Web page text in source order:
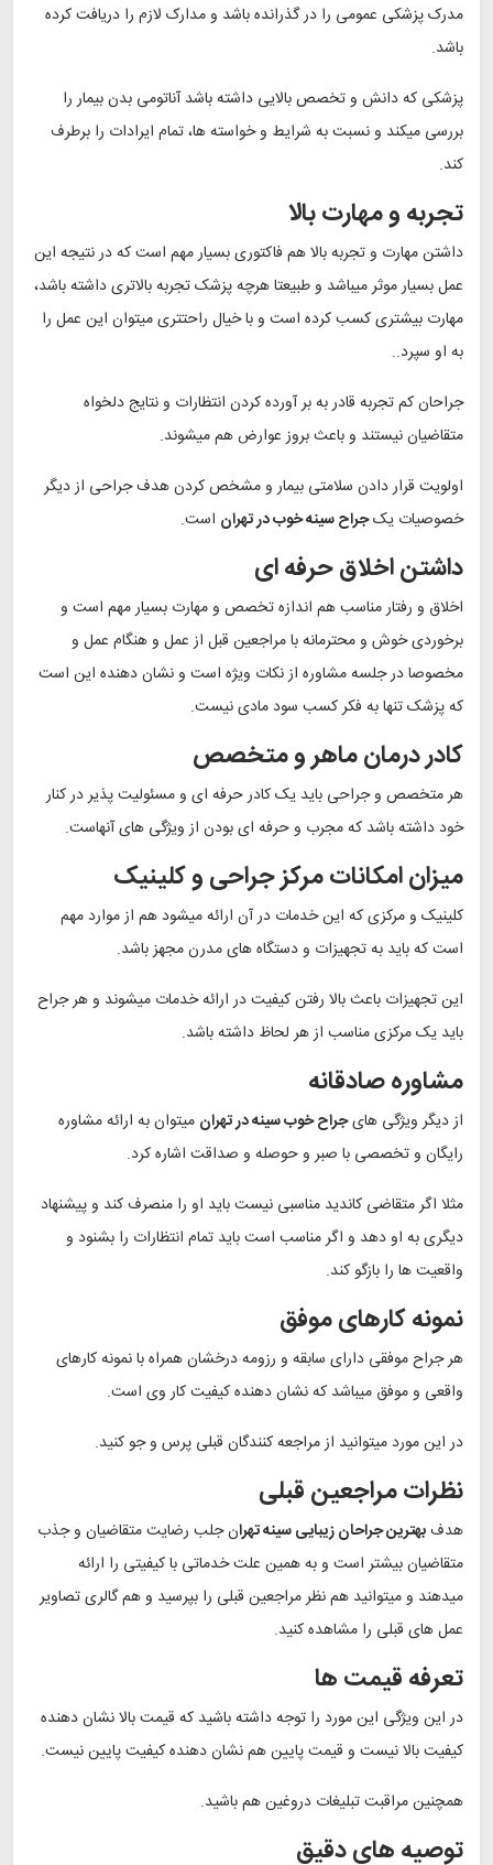
مدرک پزشکی عمومی را در گذرانده باشد و مدارک لازم را دریافت کرده
باشد.
پزشکی که دانش و تخصص بالایی داشته باشد آناتومی بدن بیمار را
بررسی میکند و نسبت به شرایط و خواسته ها، تمام ایرادات را برطرف
کند.
تجربه و مهارت بالا
داشتن مهارت و تجربه بالا هم فاکتوری بسیار مهم است که در نتیجه این
عمل بسیار موثر میباشد و طبیعتا هرچه پزشک تجربه بالاتری داشته باشد،
مهارت بیشتری کسب کرده است و با خیال راحتتری میتوان این عمل را
به او سپرد..
جراحان کم تجربه قادر به بر آورده کردن انتظارات و نتایج دلخواه
متقاضیان نیستند و باعث بروز عوارض هم میشوند.
اولویت قرار دادن سلامتی بیمار و مشخص کردن هدف جراحی از دیگر
خصوصیات یکجراح سینه خوب در تهران است.
داشتن اخلاق حرفه‌ ای
اخلاق و رفتار مناسب هم اندازه تخصص و مهارت بسیار مهم است و
برخوردی خوش و محترمانه با مراجعین قبل از عمل و هنگام عمل و
مخصوصا در جلسه مشاوره از نکات ویژه است و نشان دهنده این است
که پزشک تنها به فکر کسب سود مادی نیست.
کادر درمان ماهر و متخصص
هر متخصص و جراحی باید یک کادر حرفه ای و مسئولیت پذیر در کنار
خود داشته باشد که مجرب و حرفه ای بودن از ویژگی های آنهاست.
میزان امکانات مرکز جراحی و کلینیک
کلینیک و مرکزی که این خدمات در آن ارائه میشود هم از موارد مهم
است که باید به تجهیزات و دستگاه های مدرن مجهز باشد.
این تجهیزات باعث بالا رفتن کیفیت در ارائه خدمات میشوند و هر جراح
باید یک مرکزی مناسب از هر لحاظ داشته باشد.
مشاوره صادقانه
از دیگر ویژگی هایجراح خوب سینه در تهران میتوان به ارائه مشاوره
رایگان و تخصصی با صبر و حوصله و صداقت اشاره کرد.
مثلا اگر متقاضی کاندید مناسبی نیست باید او را منصرف کند و پیشنهاد
دیگری به او دهد و اگر مناسب است باید تمام انتظارات را بشنود و
واقعیت ها را بازگو کند.
نمونه کارهای موفق
هر جراح موفقی دارای سابقه و رزومه درخشان همراه با نمونه کارهای
واقعی و موفق میباشد که نشان دهنده کیفیت کار وی است.
در این مورد میتوانید از مراجعه کنندگان قبلی پرس و جو کنید.
نظرات مراجعین قبلی
هدفبهترین جراحان زیبایی سینه تهران جلب رضایت متقاضیان و جذب
متقاضیان بیشتر است و به همین علت خدماتی با کیفیتی را ارائه
میدهند و میتوانید هم نظر مراجعین قبلی را بپرسید و هم گالری تصاویر
عمل های قبلی را مشاهده کنید.
تعرفه قیمت ها
در این ویژگی این مورد را توجه داشته باشید که قیمت بالا نشان دهنده
کیفیت بالا نیست و قیمت پایین هم نشان دهنده کیفیت پایین نیست.
همچنین مراقبت تبلیغات دروغین هم باشید.
توصیه های دقیق